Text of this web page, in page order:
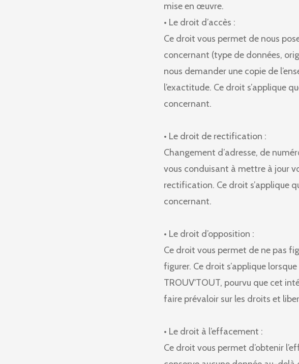
mise en œuvre.
• Le droit d’accès :
Ce droit vous permet de nous
concernant (type de données,
nous demander une copie de
l’exactitude. Ce droit s’applique
concernant.
• Le droit de rectification :
Changement d’adresse, de
vous conduisant à mettre à jour
rectification. Ce droit s’applique
concernant.
• Le droit d’opposition :
Ce droit vous permet de ne pas
figurer. Ce droit s’applique
TROUV'TOUT, pourvu que cet
faire prévaloir sur les droits et
• Le droit à l’effacement :
Ce droit vous permet d’obtenir